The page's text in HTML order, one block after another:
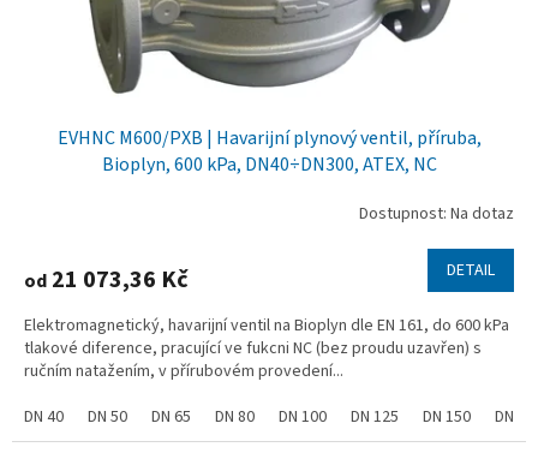
EVHNC M600/PXB | Havarijní plynový ventil, příruba,
Bioplyn, 600 kPa, DN40÷DN300, ATEX, NC
Dostupnost: Na dotaz
od 21 073,36 Kč DETAIL
Elektromagnetický, havarijní ventil na Bioplyn dle EN 161, do 600 kPa
tlakové diference, pracující ve fukcni NC (bez proudu uzavřen) s
ručním natažením, v přírubovém provedení...
DN 40
DN 50 DN 65 DN 80 DN 100 DN 125 DN 150 DN